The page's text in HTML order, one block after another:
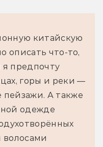
китайскую
описать что-то,
предпочту
горы и реки —
А также
одежде
волосами